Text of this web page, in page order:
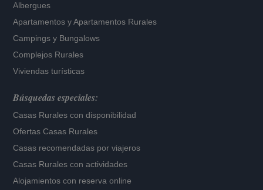
Albergues
Apartamentos yApartamentos Rurales
Campings y Bungalows
Complejos Rurales
Viviendas turísticas
Búsquedas especiales:
Casas Rurales con disponibilidad
Ofertas Casas Rurales
Casas recomendadas por viajeros
Casas Rurales con actividades
Alojamientos con reserva online